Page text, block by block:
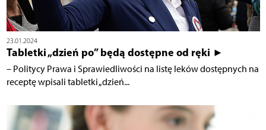
23.01.2024
Tabletki „dzień po” będą dostępne od ręki ►
– Politycy Prawa i Sprawiedliwości na listę leków dostępnych na
receptę wpisali tabletki „dzień...